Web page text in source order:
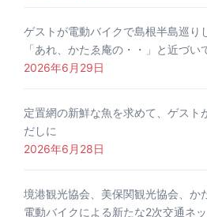
ゲストが電動バイクで島根半島巡り
「あれ、かたゑ庵の・・」と近づい
2026年6月29日
定置網の新鮮な魚を求めて、ゲスト
だしに
2026年6月28日
境港観光協会、美保関観光協会、か
電動バイクによる新たな2次交通ネ